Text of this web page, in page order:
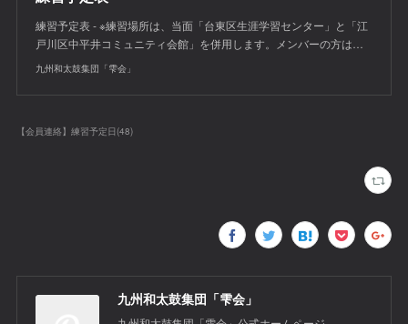
練習予定表 - ※練習場所は、当面「台東区生涯学習センター」と「江
戸川区中平井コミュニティ会館」を併用します。メンバーの方は…
九州和太鼓集団「雫会」
【会員連絡】練習予定日(48)
九州和太鼓集団「雫会」